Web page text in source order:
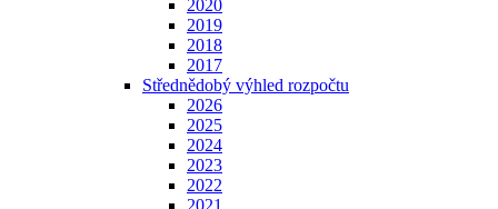
2020
2019
2018
2017
Střednědobý výhled rozpočtu
2026
2025
2024
2023
2022
2021